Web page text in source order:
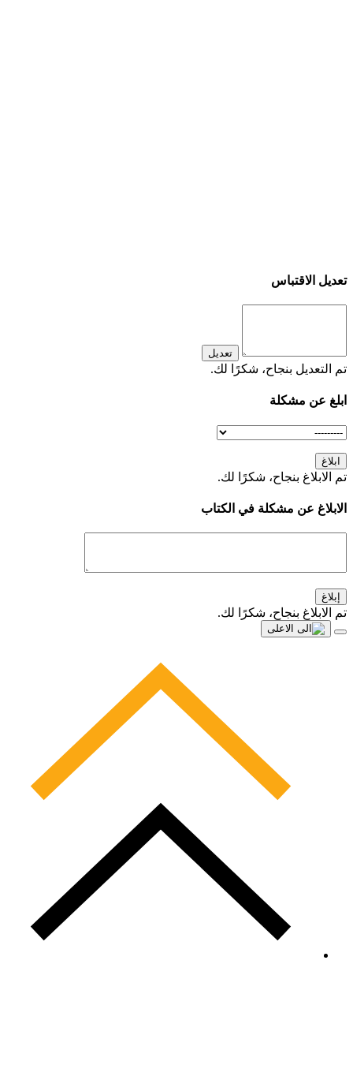
تعديل الاقتباس
تعديل
تم التعديل بنجاح، شكرًا لك.
ابلغ عن مشكلة
ابلاغ
تم الابلاغ بنجاح، شكرًا لك.
الابلاغ عن مشكلة في الكتاب
إبلاغ
تم الابلاغ بنجاح، شكرًا لك.